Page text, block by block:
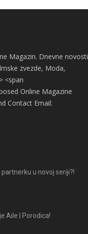
Magazin. Dnevne novosti
zvezde, Moda,
<span
Online Magazine
Contact Email:
u novoj seriji?!
Aile | Porodica!